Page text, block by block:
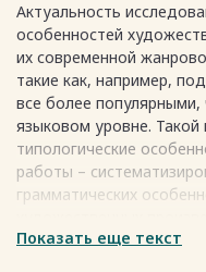
2.3 Грамматические
Выводы по главе 27
ЗАКЛЮЧЕНИЕ 30
СПИСОК ЛИТЕРАТУРЫ 33
Весь текст будет
Актуальность
особенностей
их современной
такие как, например,
все более
языковом уровне.
типологические
работы –
грамматических
Хан «Всем парням,
Показать еще текст